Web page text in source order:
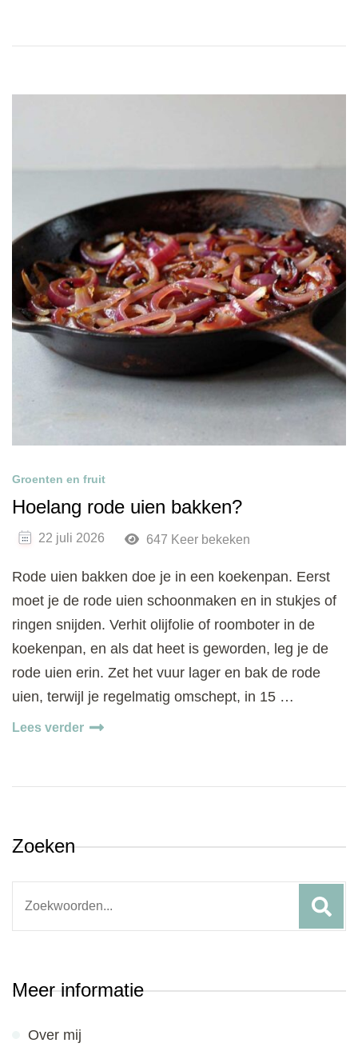
Groenten en fruit
Hoelang rode uien bakken?
22 juli 2026 647 Keer bekeken
Rode uien bakken doe je in een koekenpan. Eerst
moet je de rode uien schoonmaken en in stukjes of
ringen snijden. Verhit olijfolie of roomboter in de
koekenpan, en als dat heet is geworden, leg je de
rode uien erin. Zet het vuur lager en bak de rode
uien, terwijl je regelmatig omschept, in 15 …
Lees verder
Zoeken
Meer informatie
Over mij